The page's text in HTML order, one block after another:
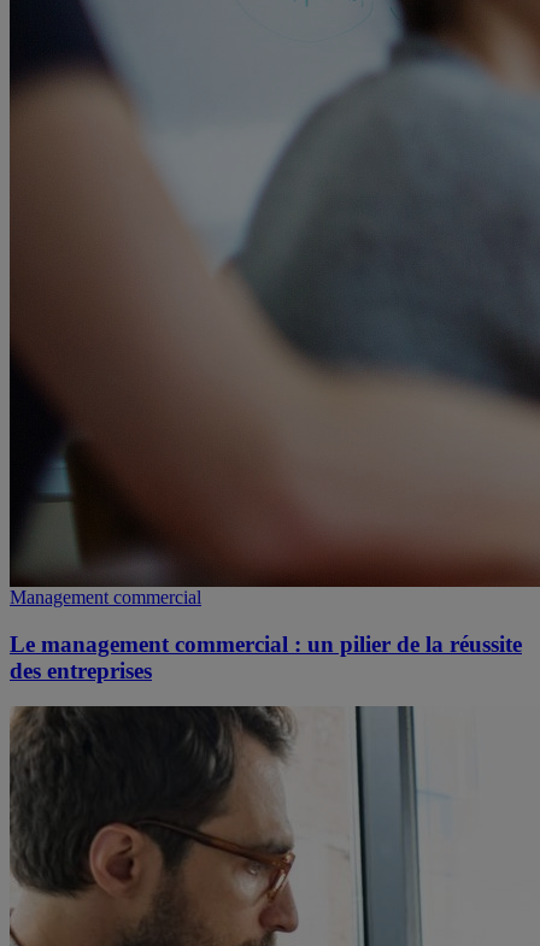
Management commercial
Le management commercial : un pilier de la réussite
des entreprises